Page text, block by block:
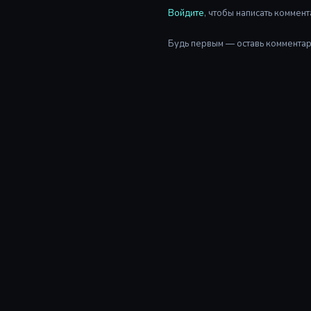
Войдите, чтобы написать
Будь первым — оставь